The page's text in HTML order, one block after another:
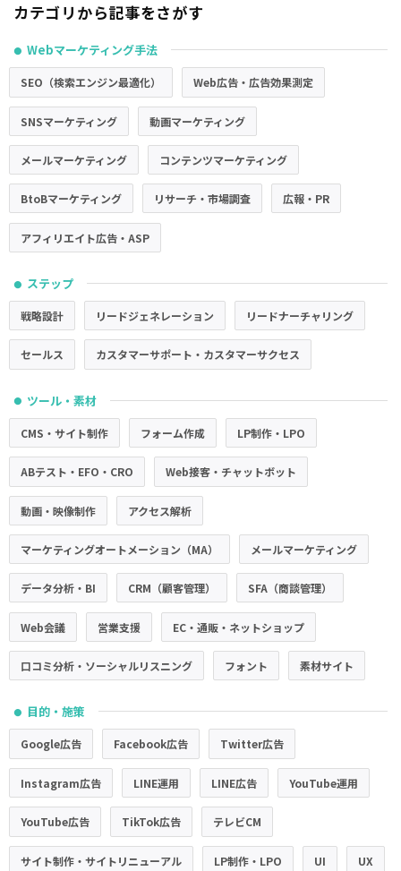
カテゴリから記事をさがす
● Webマーケティング手法
SEO（検索エンジン最適化） Web広告・広告効果測定
SNSマーケティング 動画マーケティング
メールマーケティング コンテンツマーケティング
BtoBマーケティング リサーチ・市場調査 広報・PR
アフィリエイト広告・ASP
● ステップ
戦略設計 リードジェネレーション リードナーチャリング
セールス カスタマーサポート・カスタマーサクセス
● ツール・素材
CMS・サイト制作 フォーム作成 LP制作・LPO
ABテスト・EFO・CRO Web接客・チャットボット
動画・映像制作 アクセス解析
マーケティングオートメーション（MA） メールマーケティング
データ分析・BI CRM（顧客管理） SFA（商談管理）
Web会議 営業支援 EC・通販・ネットショップ
口コミ分析・ソーシャルリスニング フォント 素材サイト
● 目的・施策
Google広告 Facebook広告 Twitter広告
Instagram広告 LINE運用 LINE広告 YouTube運用
YouTube広告 TikTok広告 テレビCM
サイト制作・サイトリニューアル LP制作・LPO UI UX